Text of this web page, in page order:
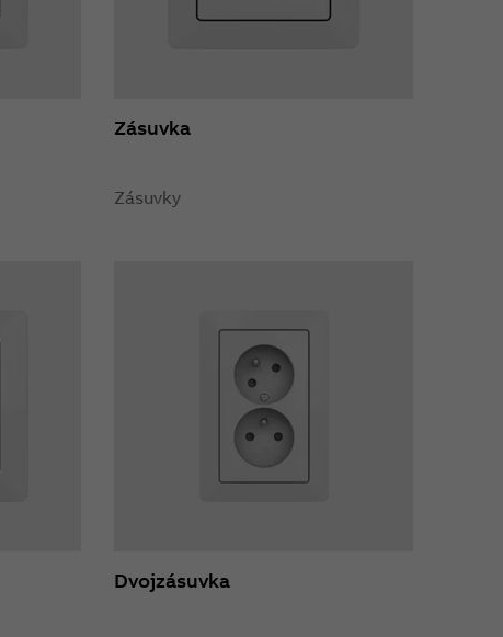
Zásuvka
Zásuvky
Dvojzásuvka